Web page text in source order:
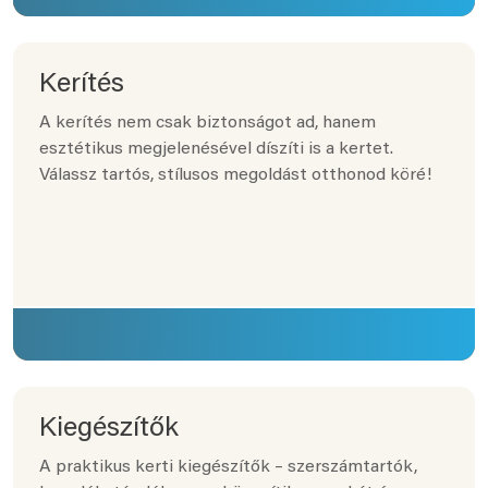
Kerítés
A kerítés nem csak biztonságot ad, hanem
esztétikus megjelenésével díszíti is a kertet.
Válassz tartós, stílusos megoldást otthonod köré!
Kiegészítők
A praktikus kerti kiegészítők – szerszámtartók,